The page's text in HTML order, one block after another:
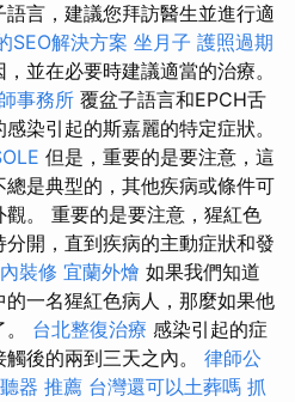
言，建議您拜訪醫生並進行適
SEO解決方案 坐月子 護照過期
並在必要時建議適當的治療。
事務所 覆盆子語言和EPCH舌
染引起的斯嘉麗的特定症狀。
但是，重要的是要注意，這
是典型的，其他疾病或條件可
。 重要的是要注意，猩紅色
開，直到疾病的主動症狀和發
裝修 宜蘭外燴 如果我們知道
一名猩紅色病人，那麼如果他
台北整復治療 感染引起的症
後的兩到三天之內。 律師公
器 推薦 台灣還可以土葬嗎 抓